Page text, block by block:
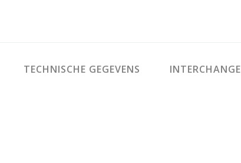
TECHNISCHE GEGEVENS INTERCHANGE